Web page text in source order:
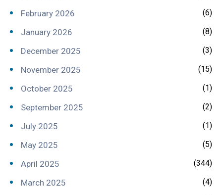
February 2026 (6)
January 2026 (8)
December 2025 (3)
November 2025 (15)
October 2025 (1)
September 2025 (2)
July 2025 (1)
May 2025 (5)
April 2025 (344)
March 2025 (4)